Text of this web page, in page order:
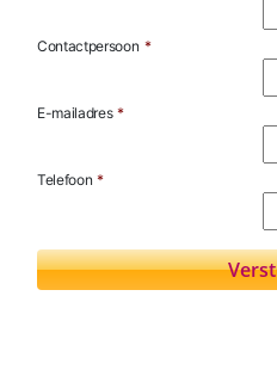
Contactpersoon *
E-mailadres *
Telefoon *